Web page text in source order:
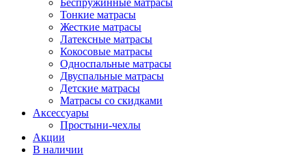
Беспружинные матрасы
Тонкие матрасы
Жесткие матрасы
Латексные матрасы
Кокосовые матрасы
Односпальные матрасы
Двуспальные матрасы
Детские матрасы
Матрасы со скидками
Аксессуары
Простыни-чехлы
Акции
В наличии